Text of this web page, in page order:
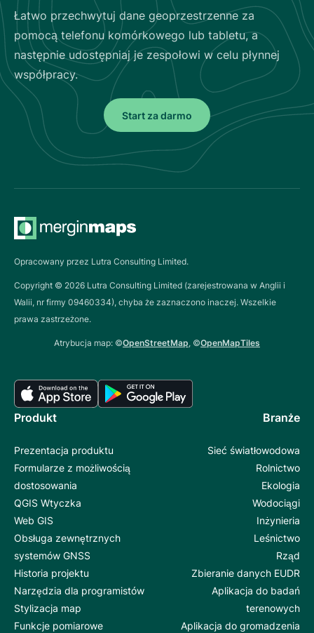
Łatwo przechwytuj dane geoprzestrzenne za
pomocą telefonu komórkowego lub tabletu, a
następnie udostępniaj je zespołowi w celu płynnej
współpracy.
Start za darmo
Opracowany przez Lutra Consulting Limited.
Copyright © 2026 Lutra Consulting Limited (zarejestrowana w Anglii i
Walii, nr firmy 09460334), chyba że zaznaczono inaczej. Wszelkie
prawa zastrzeżone.
Atrybucja map: ©OpenStreetMap, ©OpenMapTiles
Produkt
Prezentacja produktu
Formularze z możliwością
dostosowania
QGIS Wtyczka
Web GIS
Obsługa zewnętrznych
systemów GNSS
Historia projektu
Narzędzia dla programistów
Stylizacja map
Funkcje pomiarowe
Branże
Sieć światłowodowa
Rolnictwo
Ekologia
Wodociągi
Inżynieria
Leśnictwo
Rząd
Zbieranie danych EUDR
Aplikacja do badań
terenowych
Aplikacja do gromadzenia